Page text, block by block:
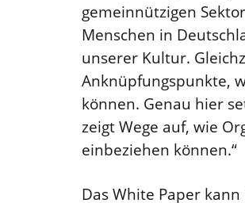
gemeinnützigen
Menschen in
unserer Kultur.
Anknüpfungspunkte,
können. Genau hier
zeigt Wege auf, wie
einbeziehen können.“
Das White Paper